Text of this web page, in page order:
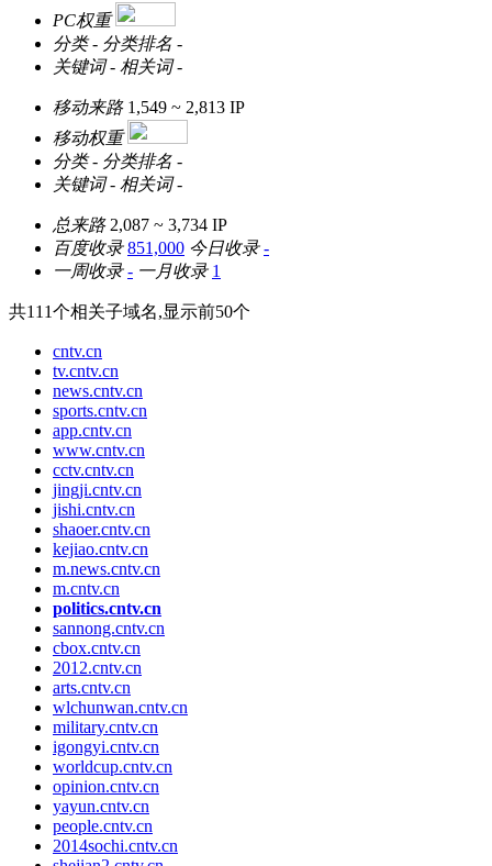
PC权重
分类 - 分类排名 -
关键词 - 相关词 -
移动来路 1,549 ~ 2,813 IP
移动权重
分类 - 分类排名 -
关键词 - 相关词 -
总来路 2,087 ~ 3,734 IP
百度收录 851,000 今日收录 -
一周收录 - 一月收录 1
共111个相关子域名,显示前50个
cntv.cn
tv.cntv.cn
news.cntv.cn
sports.cntv.cn
app.cntv.cn
www.cntv.cn
cctv.cntv.cn
jingji.cntv.cn
jishi.cntv.cn
shaoer.cntv.cn
kejiao.cntv.cn
m.news.cntv.cn
m.cntv.cn
politics.cntv.cn
sannong.cntv.cn
cbox.cntv.cn
2012.cntv.cn
arts.cntv.cn
wlchunwan.cntv.cn
military.cntv.cn
igongyi.cntv.cn
worldcup.cntv.cn
opinion.cntv.cn
yayun.cntv.cn
people.cntv.cn
2014sochi.cntv.cn